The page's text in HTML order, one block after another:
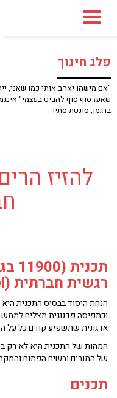
פלג חינוך
"אם מישהו יאהב אותי כמו שאני,
שאעז סוף סוף להביט בעצמי"
ברגמן, סונטת סתיו
להזיז
.
רגשית חברתית (sel) בבית הספר
הנחת היסוד בבסיס התכנית
וכתפיסה פדגוגית תצליח
ארגונית שתשפיע קודם כל על
המהות של התכנית היא לא רק
של המורים ובשיח הפתוח
תכנים